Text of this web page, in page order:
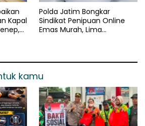
Kapal
Polda Jatim Bongkar
Sindikat Penipuan Online
Emas Murah, Lima
kamu